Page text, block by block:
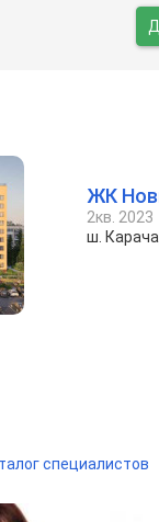
ЖК
2кв. 2023
ш.
специалистов